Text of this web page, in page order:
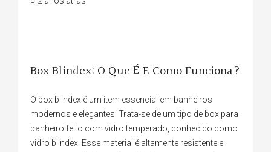
Box Blindex: O Que É E Como Funciona?
O box blindex é um item essencial em banheiros
modernos e elegantes. Trata-se de um tipo de box para
banheiro feito com vidro temperado, conhecido como
vidro blindex. Esse material é altamente resistente e